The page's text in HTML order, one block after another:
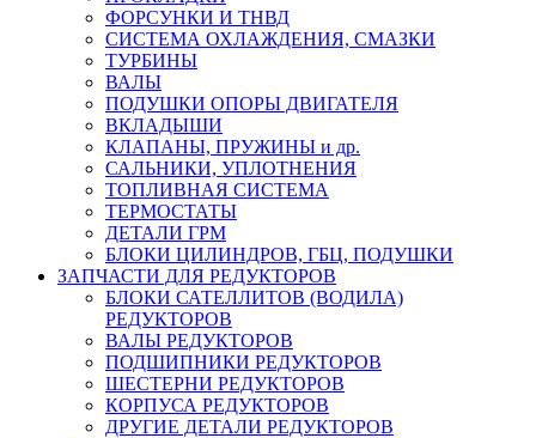
ФОРСУНКИ И ТНВД
СИСТЕМА ОХЛАЖДЕНИЯ, СМАЗКИ
ТУРБИНЫ
ВАЛЫ
ПОДУШКИ ОПОРЫ ДВИГАТЕЛЯ
ВКЛАДЫШИ
КЛАПАНЫ, ПРУЖИНЫ и др.
САЛЬНИКИ, УПЛОТНЕНИЯ
ТОПЛИВНАЯ СИСТЕМА
ТЕРМОСТАТЫ
ДЕТАЛИ ГРМ
БЛОКИ ЦИЛИНДРОВ, ГБЦ, ПОДУШКИ
ЗАПЧАСТИ ДЛЯ РЕДУКТОРОВ
БЛОКИ САТЕЛЛИТОВ (ВОДИЛА)
РЕДУКТОРОВ
ВАЛЫ РЕДУКТОРОВ
ПОДШИПНИКИ РЕДУКТОРОВ
ШЕСТЕРНИ РЕДУКТОРОВ
КОРПУСА РЕДУКТОРОВ
ДРУГИЕ ДЕТАЛИ РЕДУКТОРОВ